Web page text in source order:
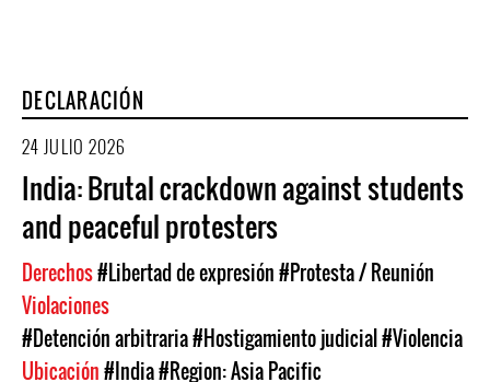
DECLARACIÓN
24 JULIO 2026
India: Brutal crackdown against students
and peaceful protesters
Derechos#Libertad de expresión#Protesta / Reunión
Violaciones
#Detención arbitraria#Hostigamiento judicial#Violencia
Ubicación#India#Region: Asia Pacific